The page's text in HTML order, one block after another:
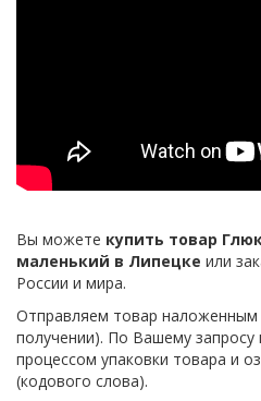
Вы можете купить товар
маленький в Липецке или
России и мира.
Отправляем товар
получении). По Вашему
процессом упаковки товара и
(кодового слова).